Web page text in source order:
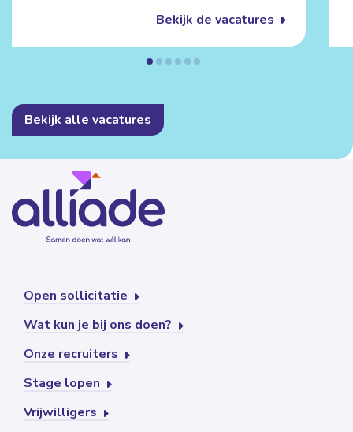
Bekijk de vacatures
Bekijk alle vacatures
Open sollicitatie
Wat kun je bij ons doen?
Onze recruiters
Stage lopen
Vrijwilligers